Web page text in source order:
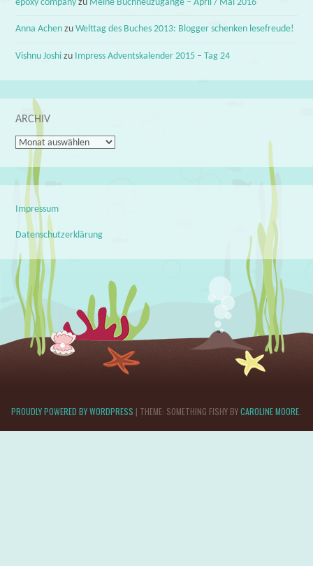
epoxy company zu Meine Buchneuzugänge – April / Mai 2016
Anna Achen zuWelttag des Buches 2013: Blogger schenken lesefreude!
Vishnu Joshi zu Impress Adventskalender 2015 – Tag 24
ARCHIV
Archiv
Impressum
Datenschutzerklärung
PROUDLY POWERED BY WORDPRESS | THEME: SOMETHING FISHY BYCAROLINE MOORE